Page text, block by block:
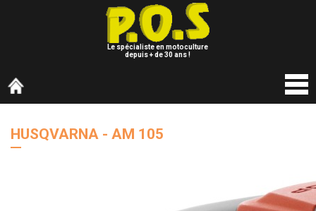
Le spécialiste en motoculture
depuis + de 30 ans !
HUSQVARNA - AM 105